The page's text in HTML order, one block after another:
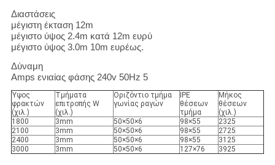
Διαστάσεις
μέγιστη έκταση 12m
μέγιστο ύψος 2.4m κατά 12m ευρύ
μέγιστο ύψος 3.0m 10m ευρέως.
Δύναμη
Amps ενιαίας φάσης 240v 50Hz 5
Ύψος
φρακτών
(χιλ.)
Τμήματα
επιτροπής W
(χιλ.)
Οριζόντιο τμήμα
γωνίας ραγών
IPE
θέσεων
τμήμα
Μήκος
θέσεων
(χιλ.)
1800
3mm 50×50×6 98×55
2325
2100
3mm 50×50×6 98×55
2725
2400
3mm 50×50×6 98×55
3125
3000
3mm 50×50×6 127×76 3925